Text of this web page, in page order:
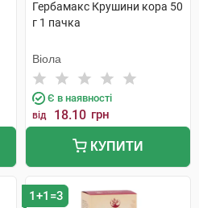
Гербамакс Крушини кора 50
г 1 пачка
Віола
Є в наявності
від 18.10 грн
КУПИТИ
1+1=3